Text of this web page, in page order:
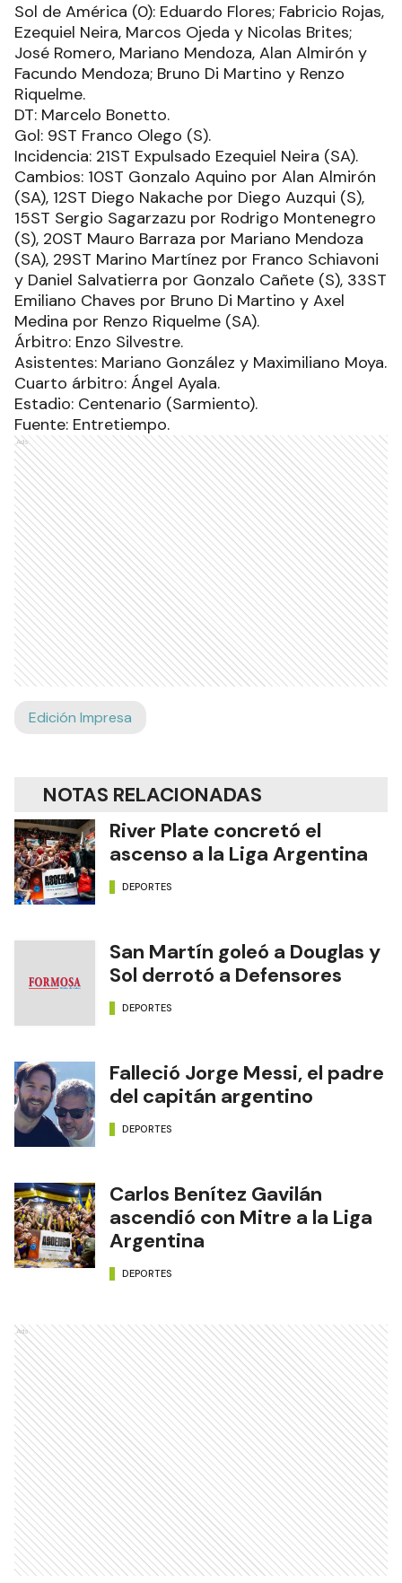
Sol de América (0): Eduardo Flores; Fabricio Rojas,
Ezequiel Neira, Marcos Ojeda y Nicolas Brites;
José Romero, Mariano Mendoza, Alan Almirón y
Facundo Mendoza; Bruno Di Martino y Renzo
Riquelme.
DT: Marcelo Bonetto.
Gol: 9ST Franco Olego (S).
Incidencia: 21ST Expulsado Ezequiel Neira (SA).
Cambios: 10ST Gonzalo Aquino por Alan Almirón
(SA), 12ST Diego Nakache por Diego Auzqui (S),
15ST Sergio Sagarzazu por Rodrigo Montenegro
(S), 20ST Mauro Barraza por Mariano Mendoza
(SA), 29ST Marino Martínez por Franco Schiavoni
y Daniel Salvatierra por Gonzalo Cañete (S), 33ST
Emiliano Chaves por Bruno Di Martino y Axel
Medina por Renzo Riquelme (SA).
Árbitro: Enzo Silvestre.
Asistentes: Mariano González y Maximiliano Moya.
Cuarto árbitro: Ángel Ayala.
Estadio: Centenario (Sarmiento).
Fuente: Entretiempo.
Ads
Edición Impresa
NOTAS RELACIONADAS
River Plate concretó el
ascenso a la Liga Argentina
DEPORTES
San Martín goleó a Douglas y
Sol derrotó a Defensores
DEPORTES
Falleció Jorge Messi, el padre
del capitán argentino
DEPORTES
Carlos Benítez Gavilán
ascendió con Mitre a la Liga
Argentina
DEPORTES
Ads